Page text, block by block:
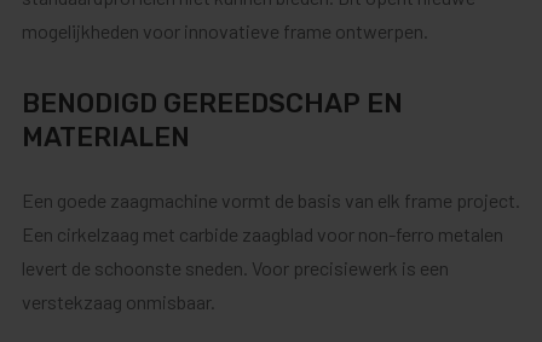
mogelijkheden voor innovatieve frame ontwerpen.
BENODIGD GEREEDSCHAP EN
MATERIALEN
Een goede zaagmachine vormt de basis van elk frame project.
Een cirkelzaag met carbide zaagblad voor non-ferro metalen
levert de schoonste sneden. Voor precisiewerk is een
verstekzaag onmisbaar.